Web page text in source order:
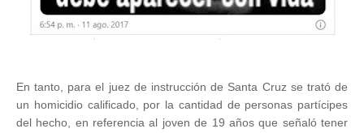
En tanto, para el juez de instrucción de Santa Cruz se trató de
un homicidio calificado, por la cantidad de personas partícipes
del hecho, en referencia al joven de 19 años que señaló tener